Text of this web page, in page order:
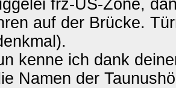
frz-US-Zone,
auf der Brücke.
kenne ich dank
Namen der